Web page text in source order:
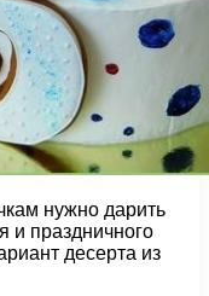
нужно дарить
и праздничного
десерта из